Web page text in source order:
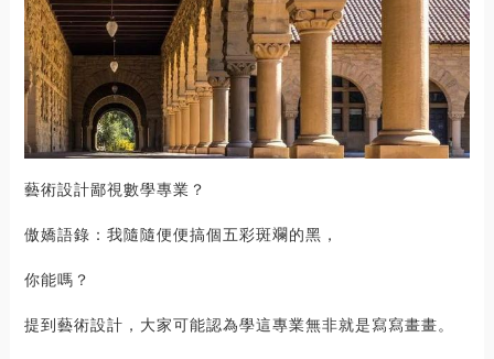
藝術設計鄙視數學專業？
傲嬌語錄：我隨隨便便搞個五彩斑斕的黑，
你能嗎？
提到藝術設計，大家可能認為學這專業無非就是寫寫畫畫。